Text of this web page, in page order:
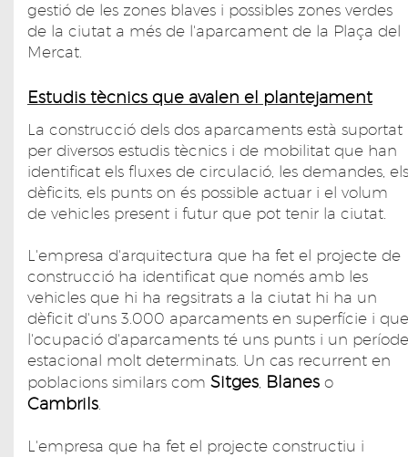
gestió de les zones blaves i possibles zones verdes
de la ciutat a més de l'aparcament de la Plaça del
Mercat.
Estudis tècnics que avalen el plantejament
La construcció dels dos aparcaments està suportat
per diversos estudis tècnics i de mobilitat que han
identificat els fluxes de circulació, les demandes, els
dèficits, els punts on és possible actuar i el volum
de vehicles present i futur que pot tenir la ciutat.
L'empresa d'arquitectura que ha fet el projecte de
construcció ha identificat que només amb les
vehicles que hi ha regsitrats a la ciutat hi ha un
dèficit d'uns 3.000 aparcaments en superfície i que
l'ocupació d'aparcaments té uns punts i un període
estacional molt determinats. Un cas recurrent en
poblacions similars com Sitges, Blanes o
Cambrils.
L'empresa que ha fet el projecte constructiu i